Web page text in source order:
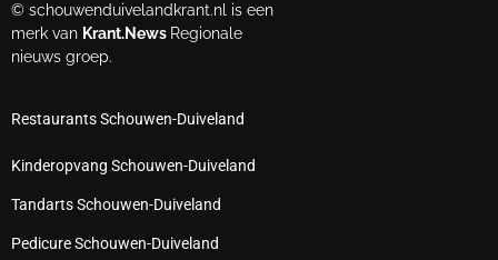
© schouwenduivelandkrant.nl is een
merk van Krant.News Regionale
nieuws groep.
Restaurants Schouwen-Duiveland
Kinderopvang Schouwen-Duiveland
Tandarts Schouwen-Duiveland
Pedicure Schouwen-Duiveland